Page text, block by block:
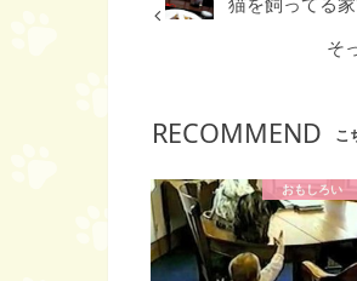
猫を飼ってる
そ
RECOMMEND こ
おもしろい